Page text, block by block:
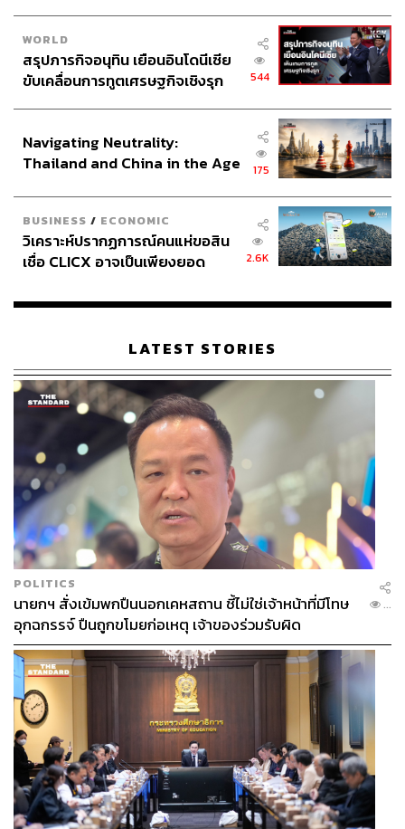
คุณเคยมาประเทศไทยไหม และอะไรคือสิ่งที่คุณชอบ
เกี่ยวกับประเทศของเรา
ประเทศที่น่าตื่นตาตื่นใจมาก ครั้งแรกที่ได้มีโอกาสมาเมือง
ไทย ฉันลงใต้ไปเที่ยวที่เกาะสมุยแล้วก็รู้สึกทึ่งไปเลย ที่นั่น
เหมือนสวรรค์บนดิน ทั้งความสวยงาม มีทั้งสัตว์ป่าตาม
อย่างล้วนน่าทึ่งมาก ไม่เพียงแต่ความต่างจากโลกตะวันตก
เท่านั้น แต่ที่นั่นยังคงอุดมสมบูรณ์อีกด้วย นอกจากนี้ สิ่งที่
ทำให้ฉันประทับใจมากที่สุดก็คือความใจดีของผู้คน ฉันยังคง
มอบให้ผู้อื่นอยู่เสมอ ทุกครั้งที่ฉันคิดถึงเมืองไทยก็อยากกลับ
แอบบอกใบ้อะไรเกี่ยวกับคอลเล็กชัน Fall/Winter
2024 ที่กำลังจะมาถึงหน่อยได้ไหม
สำหรับคอลเล็กชัน UNIQLO : C Fall/Winter 2024 ฉัน
ออกแบบเสร็จหมดแล้ว และกำลังจะเริ่มถ่ายแคมเปญในอีก
ไม่กี่สัปดาห์ข้างหน้านี้ แอบใบ้ให้นิดหนึ่งว่ามันเป็นเหมือนการ
เปิดโลกและก้าวเข้าไปสู่พื้นที่ใหม่ๆ ที่ฉันไม่เคยได้ลองสัมผัส
มาก่อน ดังนั้นฉันจึงต้องขออุบเซอร์ไพรส์บางส่วนไว้ แต่บอก
เลยว่าฉันตื่นเต้นกับคอลเล็กชันที่จะถึงนี้มากๆ รับประกันว่า
จะต้องมีอะไรให้ว้าวแน่นอน
WORLD
สรุปภารกิจอนุทิน เยือนอินโดนีเซีย
ขับเคลื่อนการทูตเศรษฐกิจเชิงรุก
544
Navigating Neutrality:
Thailand and China in the Age
175
BUSINESS / ECONOMIC
วิเคราะห์ปรากฏการณ์คนแห่ขอสิน
เชื่อ CLICX อาจเป็นเพียงยอด
เรือนไทยที่ถูกซุกไว้
2.6K
LATEST STORIES
POLITICS
นายกฯ สั่งเข้มพกปืนนอกเคหสถาน ชี้ไม่ใช่เจ้าหน้าที่มีโทษ
อุกฉกรรจ์ ปืนถูกขโมยก่อเหตุ เจ้าของร่วมรับผิด
...